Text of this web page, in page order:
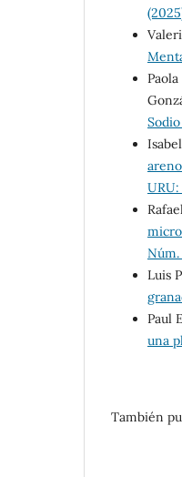
Sodio
Luis
Paul
una
También